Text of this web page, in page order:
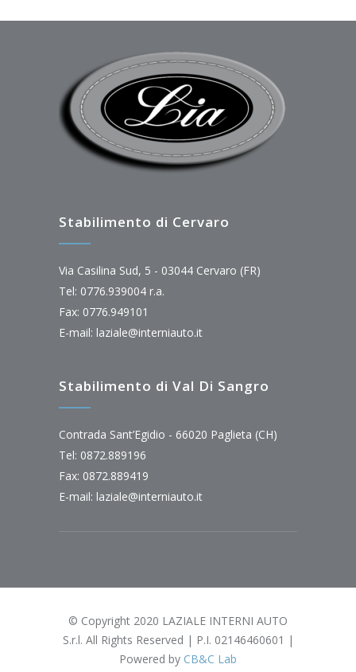
Stabilimento di Cervaro
Via Casilina Sud, 5 - 03044 Cervaro (FR)
Tel: 0776.939004 r.a.
Fax: 0776.949101
E-mail: laziale@interniauto.it
Stabilimento di Val Di Sangro
Contrada Sant’Egidio - 66020 Paglieta (CH)
Tel: 0872.889196
Fax: 0872.889419
E-mail: laziale@interniauto.it
© Copyright 2020 LAZIALE INTERNI AUTO
S.r.l. All Rights Reserved | P.I. 02146460601 |
Powered by CB&C Lab